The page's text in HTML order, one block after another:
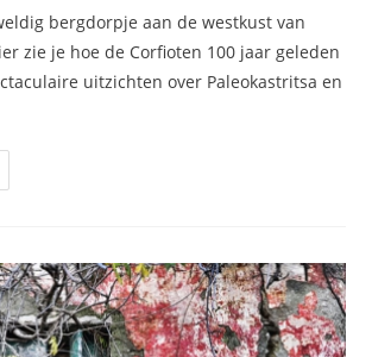
bergdorpje aan de westkust van
zie je hoe de Corfioten 100 jaar geleden
uitzichten over Paleokastritsa en